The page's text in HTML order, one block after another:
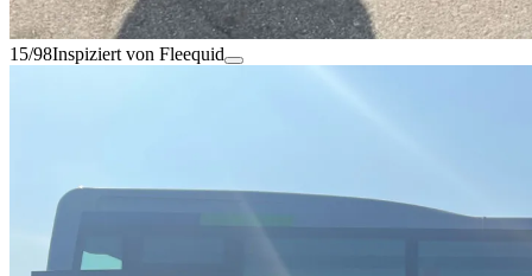
15/98Inspiziert von Fleequid